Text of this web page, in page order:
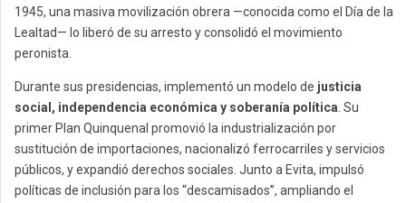
1945, una masiva movilización obrera —conocida como el Día de la
Lealtad— lo liberó de su arresto y consolidó el movimiento
peronista.
Durante sus presidencias, implementó un modelo de justicia
social, independencia económica y soberanía política. Su
primer Plan Quinquenal promovió la industrialización por
sustitución de importaciones, nacionalizó ferrocarriles y servicios
públicos, y expandió derechos sociales. Junto a Evita, impulsó
políticas de inclusión para los “descamisados”, ampliando el